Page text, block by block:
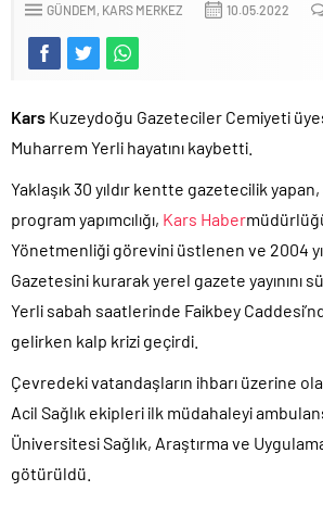
GÜNDEM KARS MERKEZ 10.05.2022
Kars Kuzeydoğu Gazeteciler Cemiyeti
Muharrem Yerli hayatını kaybetti.
Yaklaşık 30 yıldır kentte gazetecilik yapan,
program yapımcılığı, Kars Haber
Yönetmenliği görevini üstlenen ve 2004
Gazetesini kurarak yerel gazete yayınını
Yerli sabah saatlerinde Faikbey
gelirken kalp krizi geçirdi.
Çevredeki vatandaşların ihbarı üzerine
Acil Sağlık ekipleri ilk müdahaleyi
Üniversitesi Sağlık, Araştırma ve
götürüldü.